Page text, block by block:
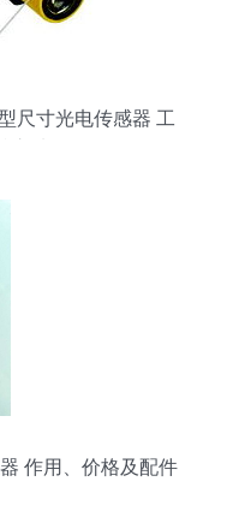
尺寸光电传感器 工
作用、价格及配件